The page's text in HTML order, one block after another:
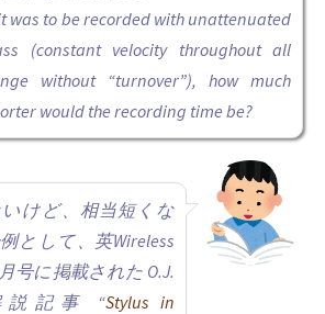
was to be recorded with unattenuated
(constant velocity throughout all
without “turnover”), how much
would the recording time be?
けど、相当短くな
として、英Wireless
号に掲載された O.J.
説記事 “Stylus in